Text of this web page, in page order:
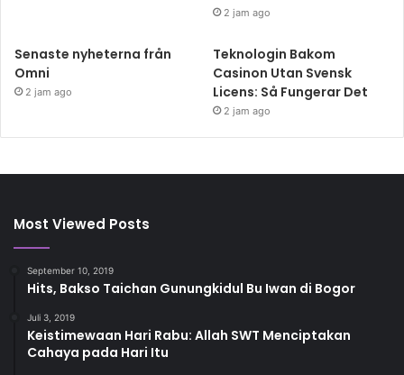
2 jam ago
Senaste nyheterna från
Omni
2 jam ago
Teknologin Bakom
Casinon Utan Svensk
Licens: Så Fungerar Det
2 jam ago
Most Viewed Posts
September 10, 2019
Hits, Bakso Taichan Gunungkidul Bu Iwan di Bogor
Juli 3, 2019
Keistimewaan Hari Rabu: Allah SWT Menciptakan
Cahaya pada Hari Itu